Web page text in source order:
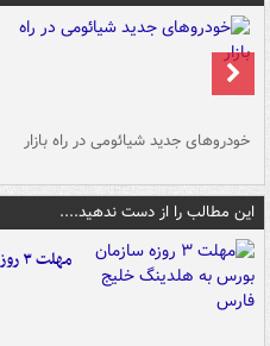
خودروهای جدید شیائومی در راه بازار
این مطالب را از دست ندهید....
مهلت ۳ روزه سازمان بورس به هلدینگ خلیج فارس